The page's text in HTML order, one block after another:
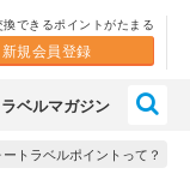
できるポイントがたまる
新規会員登録
ラベルマガジン
ートラベルポイントって？